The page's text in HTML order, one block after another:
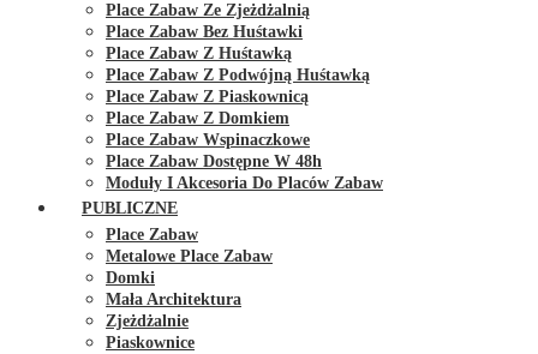
Place Zabaw Ze Zjeżdżalnią
Place Zabaw Bez Huśtawki
Place Zabaw Z Huśtawką
Place Zabaw Z Podwójną Huśtawką
Place Zabaw Z Piaskownicą
Place Zabaw Z Domkiem
Place Zabaw Wspinaczkowe
Place Zabaw Dostępne W 48h
Moduły I Akcesoria Do Placów Zabaw
PUBLICZNE
Place Zabaw
Metalowe Place Zabaw
Domki
Mała Architektura
Zjeżdżalnie
Piaskownice